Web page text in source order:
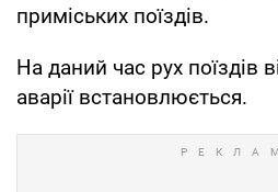
приміських поїздів.
На даний час рух поїздів
аварії встановлюється.